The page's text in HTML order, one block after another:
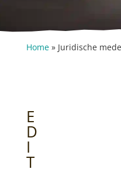
Home» Juridische
E
D
I
T